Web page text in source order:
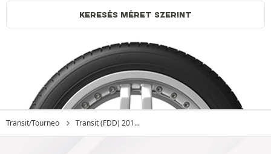
KERESÉS MÉRET SZERINT
Transit/Tourneo Transit (FDD) 201...